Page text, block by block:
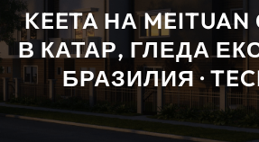
KEETA НА
В КАТАР, ГЛЕДА
БРАЗИЛИЯ ·